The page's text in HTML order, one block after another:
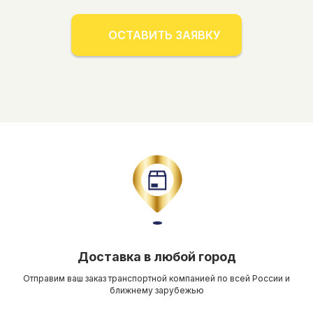
ОСТАВИТЬ ЗАЯВКУ
Доставка в любой город
Отправим ваш заказ транспортной компанией по всей России и
ближнему зарубежью